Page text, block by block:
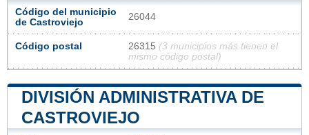
Código del municipio
de Castroviejo
26044
Código postal 26315 (3 municipios más tienen el
mismo código postal)
DIVISIÓN ADMINISTRATIVA DE
CASTROVIEJO